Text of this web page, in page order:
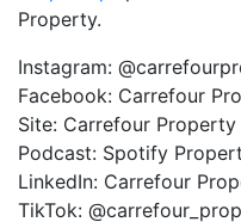
Property.
Instagram:
Facebook: Carrefour
Site: Carrefour Property
Podcast: Spotify
LinkedIn: Carrefour
TikTok: